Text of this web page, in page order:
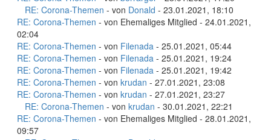
RE: Corona-Themen - von Donald - 23.01.2021, 18:10
RE: Corona-Themen - von Ehemaliges Mitglied - 24.01.2021,
02:04
RE: Corona-Themen - von Filenada - 25.01.2021, 05:44
RE: Corona-Themen - von Filenada - 25.01.2021, 19:24
RE: Corona-Themen - von Filenada - 25.01.2021, 19:42
RE: Corona-Themen - von krudan - 27.01.2021, 23:08
RE: Corona-Themen - von krudan - 27.01.2021, 23:27
RE: Corona-Themen - von krudan - 30.01.2021, 22:21
RE: Corona-Themen - von Ehemaliges Mitglied - 28.01.2021,
09:57